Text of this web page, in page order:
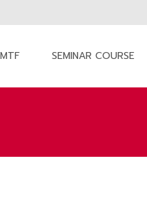
SEMINAR COURSE